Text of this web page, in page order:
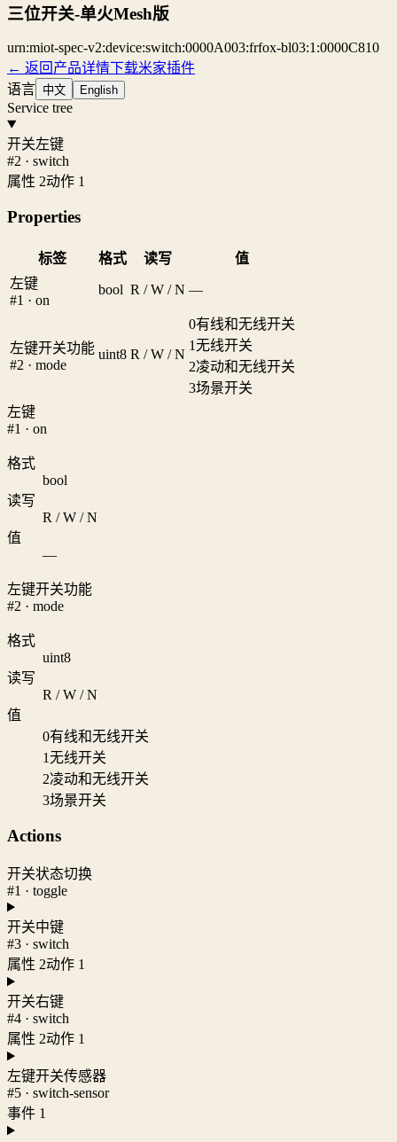
三位开关-单火Mesh版
urn:miot-spec-v2:device:switch:0000A003:frfox-bl03:1:0000C810
← 返回产品详情下载米家插件
语言 中文 English
Service tree
开关左键
#2 · switch
属性 2动作 1
Properties
标签 格式 读写
值
左键
#1 · on
bool R / W / N —
左键开关功能
#2 · mode
uint8 R / W / N
0有线和无线开关
1无线开关
2凌动和无线开关
3场景开关
左键
#1 · on
格式
bool
读写
R / W / N
值
—
左键开关功能
#2 · mode
格式
uint8
读写
R / W / N
值
0有线和无线开关
1无线开关
2凌动和无线开关
3场景开关
Actions
开关状态切换
#1 · toggle
开关中键
#3 · switch
属性 2动作 1
开关右键
#4 · switch
属性 2动作 1
左键开关传感器
#5 · switch-sensor
事件 1